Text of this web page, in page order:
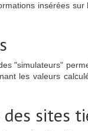
insérées
"simulateurs"
les valeurs
sites